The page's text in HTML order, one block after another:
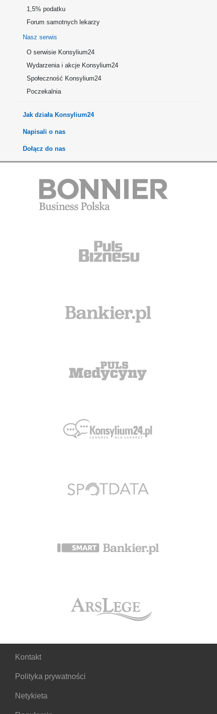
1,5% podatku
Forum samotnych lekarzy
Nasz serwis
O serwisie Konsylium24
Wydarzenia i akcje Konsylium24
Społeczność Konsylium24
Poczekalnia
Jak działa Konsylium24
Napisali o nas
Dołącz do nas
Kontakt
Polityka prywatności
Netykieta